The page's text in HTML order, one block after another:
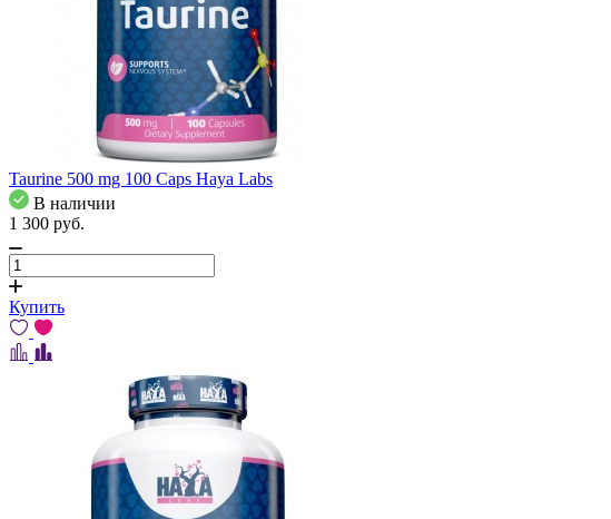
Taurine 500 mg 100 Caps Haya Labs
В наличии
1 300 pуб.
Купить